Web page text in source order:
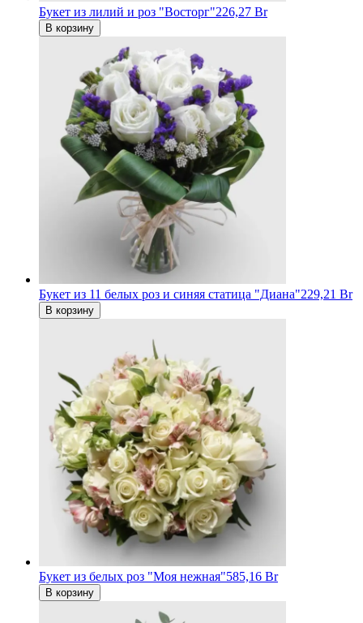
Букет из лилий и роз "Восторг"226,27 Br
В корзину
Букет из 11 белых роз и cиняя статица "Диана"229,21 Br
В корзину
Букет из белых роз "Моя нежная"585,16 Br
В корзину